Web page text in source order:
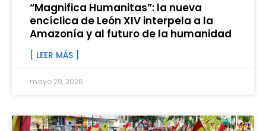
“Magnifica Humanitas”: la nueva
encíclica de León XIV interpela a la
Amazonía y al futuro de la humanidad
[ LEER MÁS ]
mayo 29, 2026